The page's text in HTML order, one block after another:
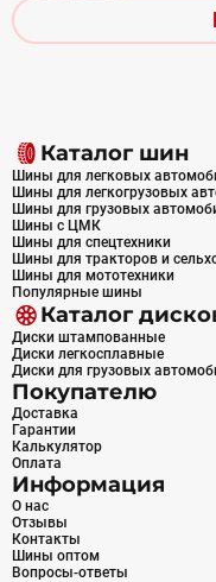
Каталог шин
Шины для легковых
Шины для легкогрузовых
Шины для грузовых
Шины с ЦМК
Шины для спецтехники
Шины для тракторов и
Шины для мототехники
Популярные шины
Каталог
Диски штампованные
Диски легкосплавные
Диски для грузовых
Покупателю
Доставка
Гарантии
Калькулятор
Оплата
Информация
О нас
Отзывы
Контакты
Шины оптом
Вопросы-ответы